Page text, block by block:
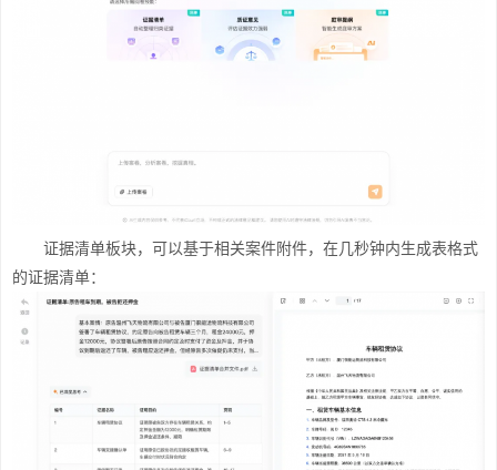
证据清单板块，可以基于相关案件附件，在几秒钟内生成表格式
的证据清单：